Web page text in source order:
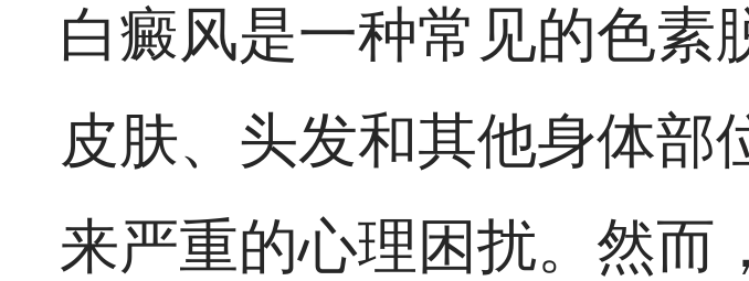
白癜风是一种常见的色素
皮肤、头发和其他身体部
来严重的心理困扰。然而